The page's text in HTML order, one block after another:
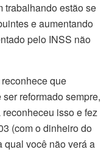
trabalhando estão se
e aumentando
pelo INSS não
que
reformado sempre,
isso e fez
(com o dinheiro do
qual você não verá a